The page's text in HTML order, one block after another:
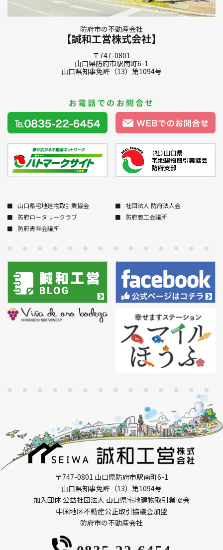
防府市の不動産会社
【誠和工営株式会社】
〒747-0801
山口県防府市駅南町6-1
山口県知事免許（13）第1094号
お電話でのお問合せ
山口県宅地建物取引業協会
社団法人 防府法人会
防府ロータリークラブ
防府商工会議所
防府青年会議所
〒747-0801 山口県防府市駅南町6-1
山口県知事免許（13）第1094号
加入団体 公益社団法人 山口県宅地建物取引業協会
中国地区不動産公正取引協議会加盟
防府市の不動産会社